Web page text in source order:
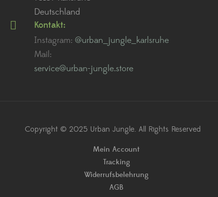
Deutschland
Kontakt:
Instagram: @urban_jungle_karlsruhe
Mail:
service@urban-jungle.store
Copyright © 2025 Urban Jungle. All Rights Reserved
Mein Account
Tracking
Widerrufsbelehrung
AGB